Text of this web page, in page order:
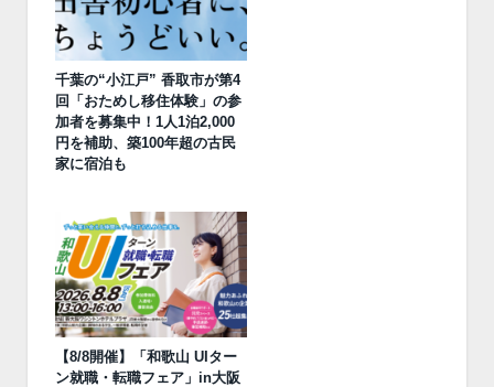
千葉の“小江戸” 香取市が第4
回「おためし移住体験」の参
加者を募集中！1人1泊2,000
円を補助、築100年超の古民
家に宿泊も
【8/8開催】「和歌山 UIター
ン就職・転職フェア」in大阪